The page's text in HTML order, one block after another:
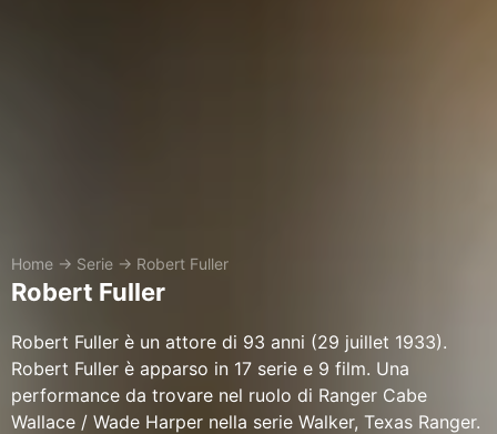
Home → Serie → Robert Fuller
Robert Fuller
Robert Fuller è un attore di 93 anni (29 juillet 1933).
Robert Fuller è apparso in 17 serie e 9 film. Una
performance da trovare nel ruolo di Ranger Cabe
Wallace / Wade Harper nella serie Walker, Texas Ranger.